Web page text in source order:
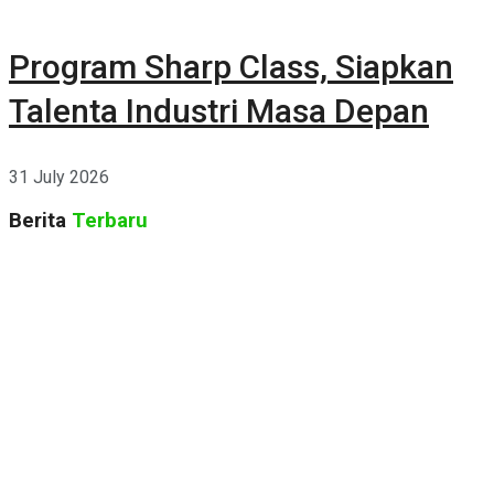
Program Sharp Class, Siapkan
Talenta Industri Masa Depan
31 July 2026
Berita Terbaru